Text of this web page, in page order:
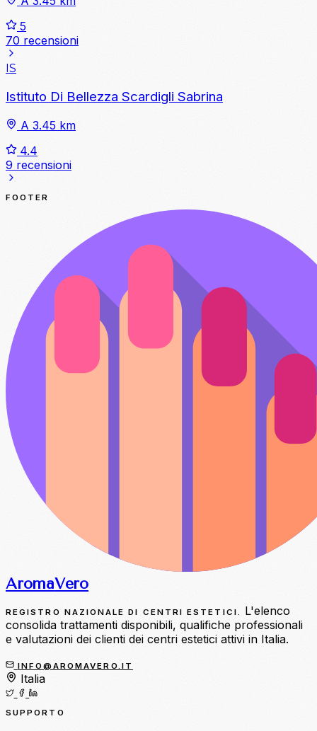
5
70 recensioni
IS
Istituto Di Bellezza Scardigli Sabrina
A 3.45 km
4.4
9 recensioni
FOOTER
AromaVero
REGISTRO NAZIONALE DI CENTRI ESTETICI.
L'elenco
consolida trattamenti disponibili, qualifiche professionali
e valutazioni dei clienti dei centri estetici attivi in Italia.
INFO@AROMAVERO.IT
Italia
SUPPORTO